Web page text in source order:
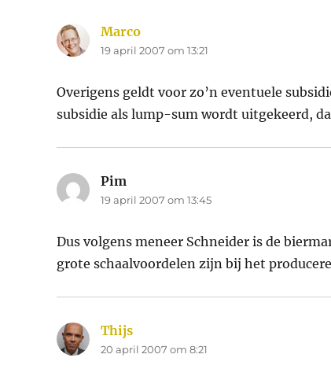
Marco
19 april 2007 om 13:21
Overigens geldt voor zo’n eventuele
subsidie als lump-sum wordt uitgekeerd,
Pim
19 april 2007 om 13:45
Dus volgens meneer Schneider is de
grote schaalvoordelen zijn bij het
Thijs
20 april 2007 om 8:21